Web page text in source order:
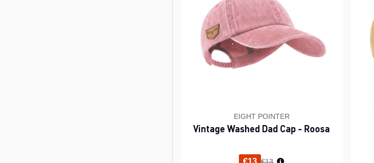
EIGHT POINTER
Vintage Washed Dad Cap - Roosa
€13 Normaali hinta
€13